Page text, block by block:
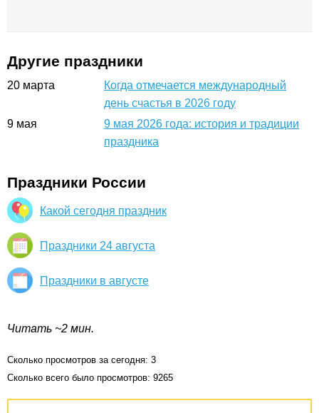
Другие праздники
20 марта
Когда отмечается международный
день счастья в 2026 году
9 мая
9 мая 2026 года: история и традиции
праздника
Праздники России
Какой сегодня праздник
Праздники 24 августа
Праздники в августе
Читать ~2 мин.
Сколько просмотров за сегодня: 3
Сколько всего было просмотров: 9265